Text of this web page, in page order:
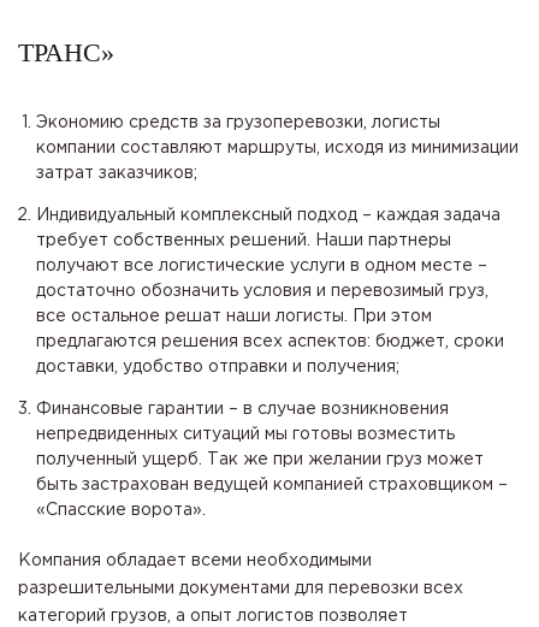
ТРАНС»
Экономию средств за грузоперевозки, логисты
компании составляют маршруты, исходя из минимизации
затрат заказчиков;
Индивидуальный комплексный подход – каждая задача
требует собственных решений. Наши партнеры
получают все логистические услуги в одном месте –
достаточно обозначить условия и перевозимый груз,
все остальное решат наши логисты. При этом
предлагаются решения всех аспектов: бюджет, сроки
доставки, удобство отправки и получения;
Финансовые гарантии – в случае возникновения
непредвиденных ситуаций мы готовы возместить
полученный ущерб. Так же при желании груз может
быть застрахован ведущей компанией страховщиком –
«Спасские ворота».
Компания обладает всеми необходимыми
разрешительными документами для перевозки всех
категорий грузов, а опыт логистов позволяет